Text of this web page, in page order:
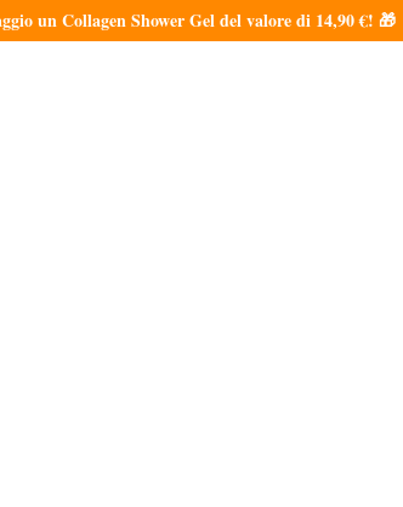
un Collagen Shower Gel del valore di 14,90 €! 🎁